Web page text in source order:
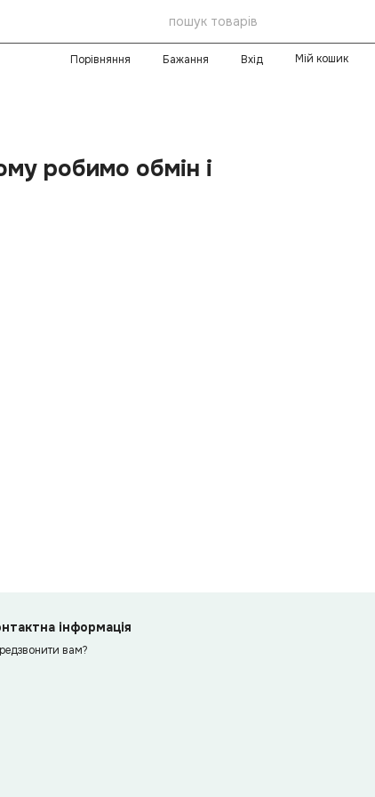
Порівняння Бажання Вхід Мій кошик
робимо обмін і
інформація
вам?